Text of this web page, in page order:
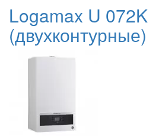
Logamax U 072K
(двухконтурные)